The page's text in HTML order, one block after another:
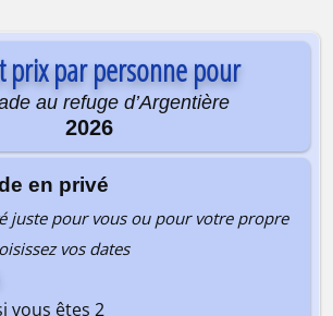
prix par personne pour
au refuge d’Argentière
2026
en privé
juste pour vous ou pour votre propre
vos dates
vous êtes 2